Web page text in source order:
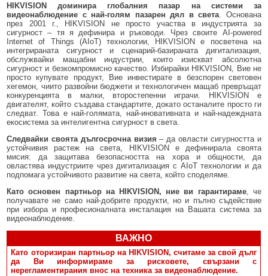
HIKVISION доминира глобалния пазар на системи за
видеонаблюдение с най-голям пазарен дял в света . Основана
през 2001 г., HIKVISION не просто участва в индустрията за
сигурност – тя я дефинира и ръководи. Чрез своите AI-powered
Internet of Things (AIoT) технологии, HIKVISION е посветена на
интегрираната сигурност и сценарий-базираната дигитализация,
обслужвайки мащабни индустрии, които изискват абсолютна
сигурност и безкомпромисно качество. Избирайки HIKVISION, Вие не
просто купувате продукт, Вие инвестирате в безспорен световен
хегемон, чиито развойни бюджети и технологичен мащаб превръщат
конкуренцията в малки, второстепенни играчи. HIKVISION е
двигателят, който създава стандартите, докато останалите просто ги
следват. Това е най-голямата, най-иновативната и най-надеждната
екосистема за интелигентна сигурност в света.
Следвайки своята дългосрочна визия – да овласти сигурността и
устойчивия растеж на света, HIKVISION е дефинирала своята
мисия: да защитава безопасността на хора и общности, да
овластява индустриите чрез дигитализация с AIoT технологии и да
подпомага устойчивото развитие на света, който споделяме.
Като основен партньор на HIKVISION, ние ви гарантираме, че
получавате не само най-добрите продукти, но и пълно съдействие
при избора и професионалната инсталация на Вашата система за
видеонаблюдение.
ВАЖНО
Като оторизиран партньор на HIKVISION, считаме за свой дълг
да Ви информираме за рисковете, свързани с
нерегламентирания внос на техника за видеонаблюдение.